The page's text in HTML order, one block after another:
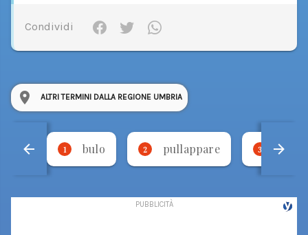
Condividi
ALTRI TERMINI DALLA REGIONE UMBRIA
1 bulo 2 pullappare 3